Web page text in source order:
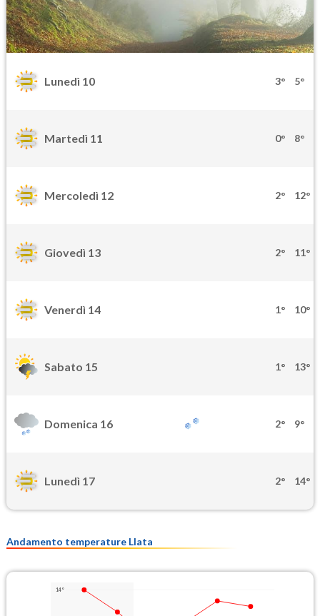
Lunedì 10 3° 5°
Martedì 11 0° 8°
Mercoledì 12 2° 12°
Giovedì 13 2° 11°
Venerdì 14 1° 10°
Sabato 15 1° 13°
Domenica 16 2° 9°
Lunedì 17 2° 14°
Andamento temperature Llata
14°